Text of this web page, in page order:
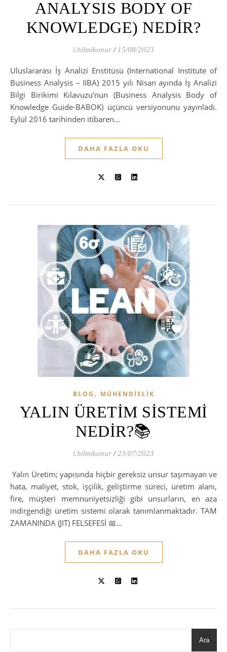
ANALYSIS BODY OF
KNOWLEDGE) NEDİR?
i.hilmikonur / 15/08/2023
Uluslararası İş Analizi Enstitüsü (International Institute of
Business Analysis – IIBA) 2015 yılı Nisan ayında İş Analizi
Bilgi Birikimi Kılavuzu’nun (Business Analysis Body of
Knowledge Guide-BABOK) üçüncü versiyonunu yayınladı.
Eylül 2016 tarihinden itibaren…
DAHA FAZLA OKU
BLOG , MÜHENDISLIK
YALIN ÜRETİM SİSTEMİ
NEDİR?📚
i.hilmikonur / 23/07/2023
Yalın Üretim; yapısında hiçbir gereksiz unsur taşımayan ve
hata, maliyet, stok, işçilik, geliştirme süreci, üretim alanı,
fire, müşteri memnuniyetsizliği gibi unsurların, en aza
indirgendiği üretim sistemi olarak tanımlanmaktadır. TAM
ZAMANINDA (JIT) FELSEFESİ 📅…
DAHA FAZLA OKU
Ara